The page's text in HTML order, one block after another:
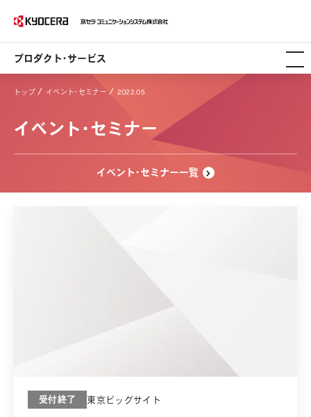
プロダクト・サービス
トップ イベント・セミナー 2022.05
イベント・セミナー
イベント・セミナー一覧
受付終了 東京ビッグサイト